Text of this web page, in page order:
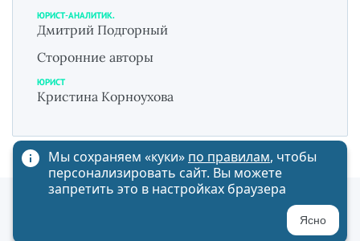
ЮРИСТ-АНАЛИТИК.
Дмитрий Подгорный
Сторонние авторы
ЮРИСТ
Кристина Корноухова
Политика обработки персональных данных
Мы сохраняем «куки» по правилам, чтобы
персонализировать сайт. Вы можете
запретить это в настройках браузера
Ясно